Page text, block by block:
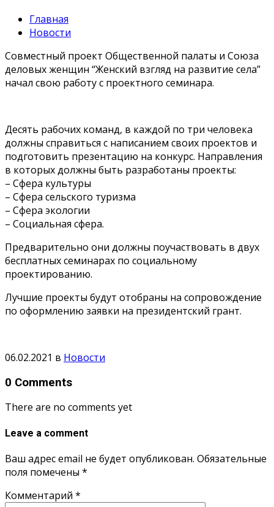
Главная
Новости
Совместный проект Общественной палаты и Союза
деловых женщин “Женский взгляд на развитие села”
начал свою работу с проектного семинара.
Десять рабочих команд, в каждой по три человека
должны справиться с написанием своих проектов и
подготовить презентацию на конкурс. Направления
в которых должны быть разработаны проекты:
– Сфера культуры
– Сфера сельского туризма
– Сфера экологии
– Социальная сфера.
Предварительно они должны поучаствовать в двух
бесплатных семинарах по социальному
проектированию.
Лучшие проекты будут отобраны на сопровождение
по оформлению заявки на президентский грант.
06.02.2021 в Новости
0 Comments
There are no comments yet
Leave a comment
Ваш адрес email не будет опубликован. Обязательные
поля помечены *
Комментарий *